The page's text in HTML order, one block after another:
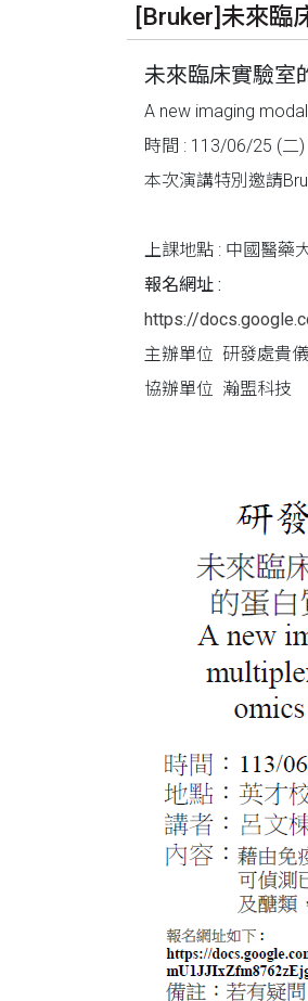
[Bruker]未來臨
未來臨床實驗室
A new imaging
時間 : 113/06/25 (二
本次演講特別邀請
上課地點 : 中國醫
報名網址 :
https://
主辦單位 研發處貴
協辦單位 瀚盟科技